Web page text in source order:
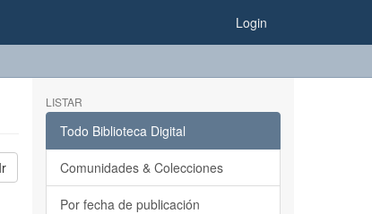
Login
Ir
LISTAR
Todo Biblioteca Digital
Comunidades & Colecciones
Por fecha de publicación